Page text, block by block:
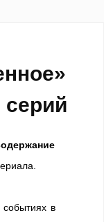
серий
событиях в